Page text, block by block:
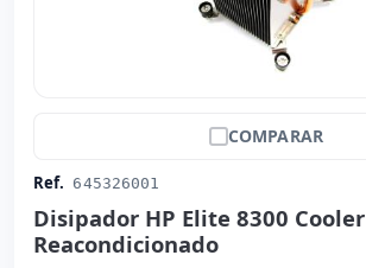
COMPARAR
Ref. 645326001
Disipador HP Elite 8300 Cooler
Reacondicionado